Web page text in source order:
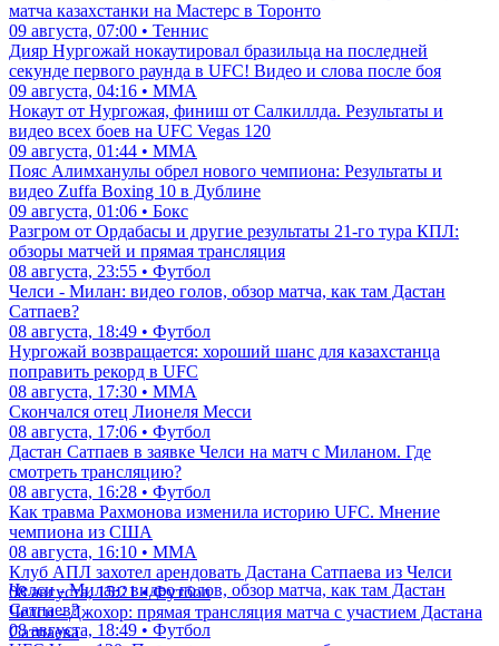
матча казахстанки на Мастерс в Торонто
09 августа, 07:00 • Теннис
Дияр Нургожай нокаутировал бразильца на последней
секунде первого раунда в UFC! Видео и слова после боя
09 августа, 04:16 • ММА
Нокаут от Нургожая, финиш от Салкиллда. Результаты и
видео всех боев на UFC Vegas 120
09 августа, 01:44 • ММА
Пояс Алимханулы обрел нового чемпиона: Результаты и
видео Zuffa Boxing 10 в Дублине
09 августа, 01:06 • Бокс
Разгром от Ордабасы и другие результаты 21-го тура КПЛ:
обзоры матчей и прямая трансляция
08 августа, 23:55 • Футбол
Челси - Милан: видео голов, обзор матча, как там Дастан
Сатпаев?
08 августа, 18:49 • Футбол
Нургожай возвращается: хороший шанс для казахстанца
поправить рекорд в UFC
08 августа, 17:30 • ММА
Скончался отец Лионеля Месси
08 августа, 17:06 • Футбол
Дастан Сатпаев в заявке Челси на матч с Миланом. Где
смотреть трансляцию?
08 августа, 16:28 • Футбол
Как травма Рахмонова изменила историю UFC. Мнение
чемпиона из США
08 августа, 16:10 • ММА
Клуб АПЛ захотел арендовать Дастана Сатпаева из Челси
08 августа, 15:21 • Футбол
Челси - Джохор: прямая трансляция матча с участием Дастана
Сатпаева
Челси - Милан: видео голов, обзор матча, как там Дастан
Сатпаев?
08 августа, 18:49 • Футбол